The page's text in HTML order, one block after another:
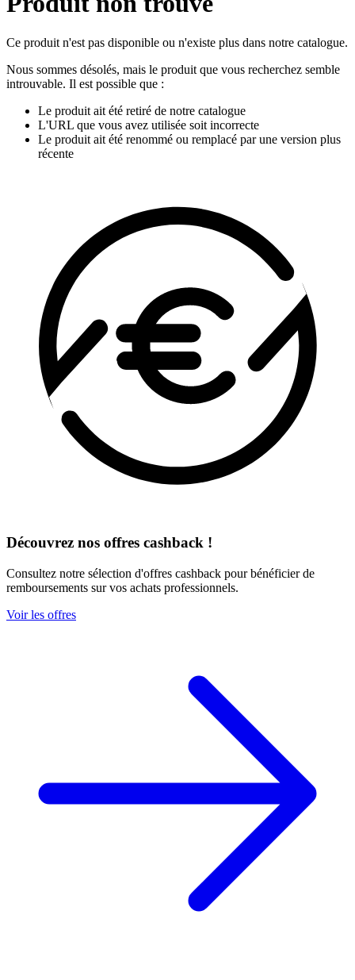
Ce produit n'est pas disponible ou n'existe plus dans notre catalogue.
Nous sommes désolés, mais le produit que vous recherchez semble
introuvable. Il est possible que :
Le produit ait été retiré de notre catalogue
L'URL que vous avez utilisée soit incorrecte
Le produit ait été renommé ou remplacé par une version plus
récente
Découvrez nos offres cashback !
Consultez notre sélection d'offres cashback pour bénéficier de
remboursements sur vos achats professionnels.
Voir les offres